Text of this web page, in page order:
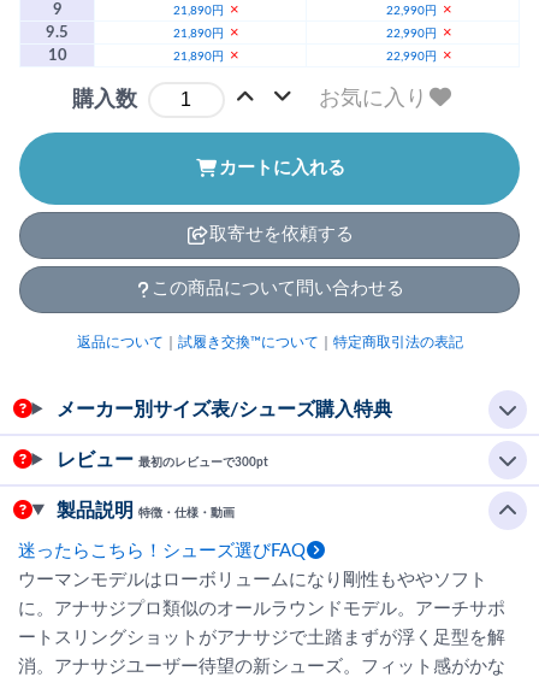
9
21,890円 × 22,990円
×
9.5
21,890円 × 22,990円
×
10
21,890円 × 22,990円 ×
購入数 お気に入り
カートに入れる
取寄せを依頼する
この商品について問い合わせる
返品について 試履き交換™について 特定商取引法の表記
メーカー別サイズ表/シューズ購入特典
レビュー 最初のレビューで300pt
製品説明 特徴・仕様・動画
迷ったらこちら！シューズ選びFAQ
ウーマンモデルはローボリュームになり剛性もややソフト
に。アナサジプロ類似のオールラウンドモデル。アーチサポ
ートスリングショットがアナサジで土踏まずが浮く足型を解
消。アナサジユーザー待望の新シューズ。フィット感がかな